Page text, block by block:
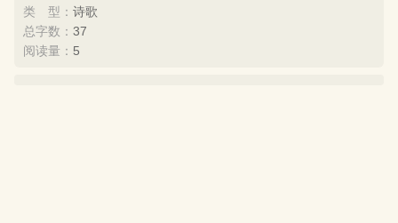
类 型： 诗歌
总字数： 37
阅读量： 5